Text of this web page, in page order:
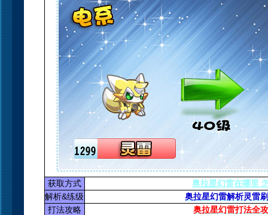
获取方式
奥拉星幻雷在哪里
解析&练级
奥拉星幻雷解析灵雷
打法攻略
奥拉星幻雷打法全